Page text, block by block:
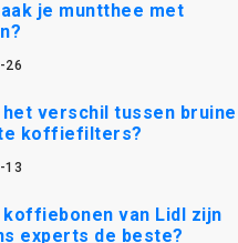
je muntthee met
26
het verschil tussen bruine
koffiefilters?
13
koffiebonen van Lidl zijn
experts de beste?